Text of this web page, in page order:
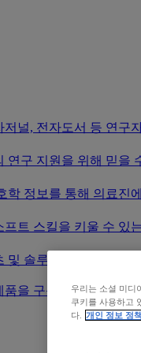
저널, 전자도서 등 연구
연구 지원을 위해 믿을
학 정보를 통해 의료진
트 스킬을 키울 수 있
및 솔루션을 한단계 업
을 구독하고 있는지
우리는 소셜 미디
쿠키를 사용하고
다.
개인 정보 정책